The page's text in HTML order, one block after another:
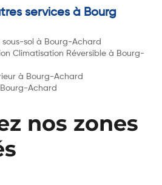
services à Bourg
sous-sol à Bourg-Achard
Climatisation Réversible à Bourg-
à Bourg-Achard
Achard
nos zones